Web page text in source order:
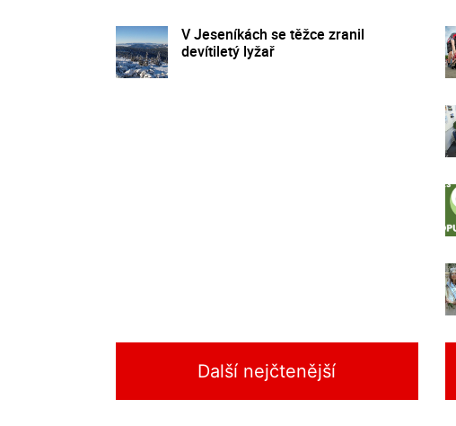
V Jeseníkách se těžce zranil
devítiletý lyžař
Další nejčtenější